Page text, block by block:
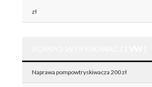
zł
Naprawa pompowtryskiwacza 200 zł